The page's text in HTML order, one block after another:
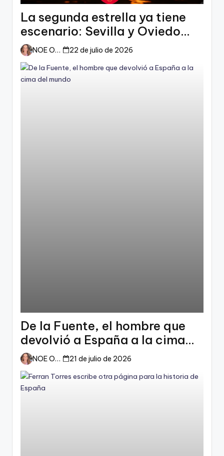
La segunda estrella ya tiene
escenario: Sevilla y Oviedo
esperan a España
NOE ORTIZ 22 de julio de 2026
De la Fuente, el hombre que
devolvió a España a la cima
del mundo
NOE ORTIZ 21 de julio de 2026